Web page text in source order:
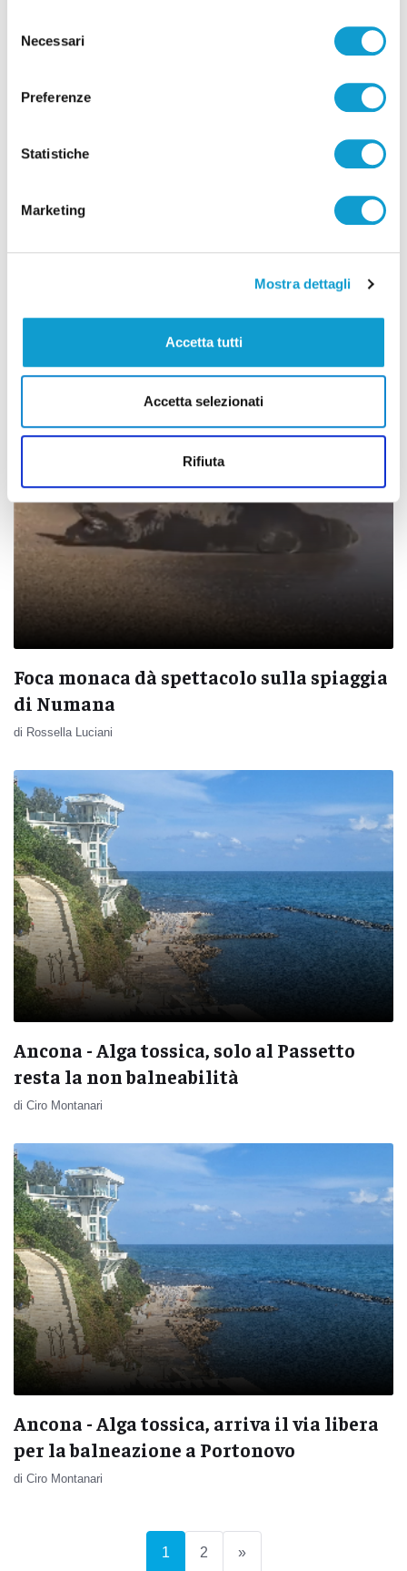
delNecessari
Preferenze
Statistiche
Marketing
Mostra dettagli
Accetta tutti
Accetta selezionati
Rifiuta
Foca monaca dà spettacolo sulla spiaggia
di Numana
di Rossella Luciani
Ancona - Alga tossica, solo al Passetto
resta la non balneabilità
di Ciro Montanari
Ancona - Alga tossica, arriva il via libera
per la balneazione a Portonovo
di Ciro Montanari
1 (current)
2 »